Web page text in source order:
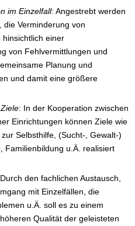
im Einzelfall: Angestrebt werden
Verminderung von
hinsichtlich einer
von Fehlvermittlungen und
Planung und
und damit eine größere
: In der Kooperation zwischen
Einrichtungen können Ziele wie
Selbsthilfe, (Sucht-, Gewalt-)
Familienbildung u.Ä. realisiert
den fachlichen Austausch,
mit Einzelfällen, die
u.Ä. soll es zu einem
Qualität der geleisteten